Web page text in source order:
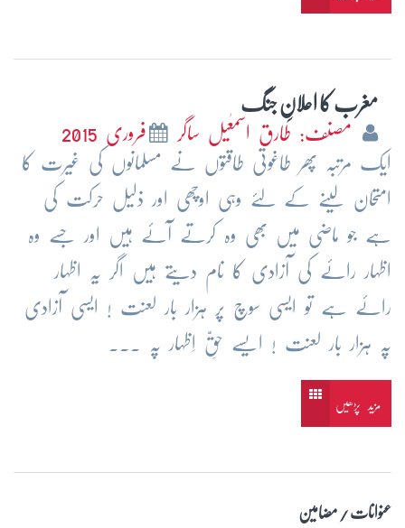
مغرب کا اعلانِ جنگ
مصنف: طارق اسمٰعیل ساگر
فروری 2015
ایک مرتبہ پھر طاغوتی طاقتوں نے مسلمانوں کی غیرت کا
امتحان لینے کے لئے وہی اوچھی اور ذلیل حرکت کی
ہے جو ماضی میں بھی وہ کرتے آئے ہیں اور جسے وہ
اظہار رائے کی آزادی کا نام دیتے ہیں اگر یہ اظہار
رائے ہے تو ایسی سوچ پر ہزار بار لعنت ! ایسی آزادی
پہ ہزار بار لعنت ! ایسے حقِّ اِظہار پہ ...
مزید پڑھیں
عنوانات / مضامین